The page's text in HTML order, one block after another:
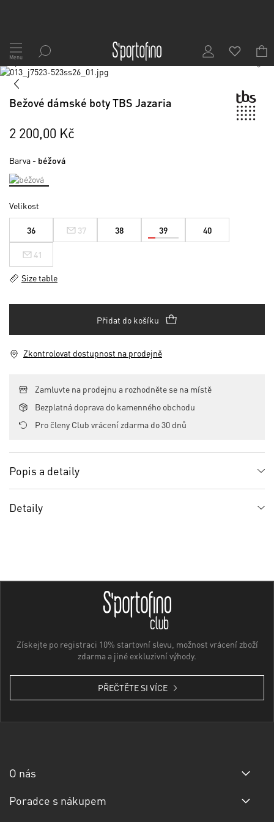
Přejít
na
obsah
Menu
Skip
end
the
images
1/7
Skip
the
the
gallery
Bežové dámské boty TBS Jazaria
2 200,00 Kč
Barva - béžová
Velikost
36 37 38 39 40
41
Size table
Přidat do košíku
Zkontrolovat dostupnost na prodejně
Zamluvte na prodejnu a rozhodněte se na místě
Bezplatná doprava do kamenného obchodu
Pro členy Club vrácení zdarma do 30 dnů
Popis a detaily
Detaily
Získejte po registraci 10% startovní slevu, možnost vrácení zboží
zdarma a jiné exkluzivní výhody.
PŘEČTĚTE SI VÍCE
O nás
Poradce s nákupem